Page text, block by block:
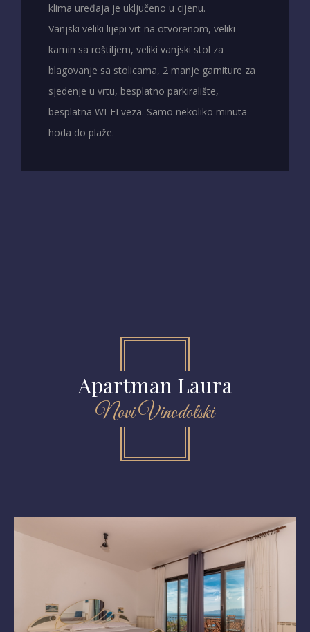
klima uređaja je uključeno u cijenu.
Vanjski veliki lijepi vrt na otvorenom, veliki
kamin sa roštiljem, veliki vanjski stol za
blagovanje sa stolicama, 2 manje garniture za
sjedenje u vrtu, besplatno parkiralište,
besplatna WI-FI veza. Samo nekoliko minuta
hoda do plaže.
Apartman Laura
Novi Vinodolski